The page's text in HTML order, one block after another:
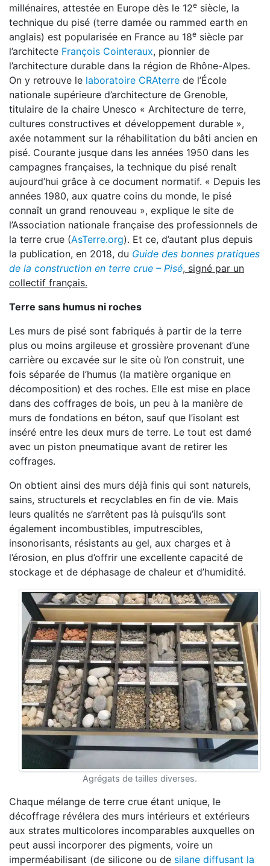
millénaires, attestée en Europe dès le 12e siècle, la
technique du pisé (terre damée ou rammed earth en
anglais) est popularisée en France au 18e siècle par
l’architecte François Cointeraux, pionnier de
l’architecture durable dans la région de Rhône-Alpes.
On y retrouve le laboratoire CRAterre de l’École
nationale supérieure d’architecture de Grenoble,
titulaire de la chaire Unesco « Architecture de terre,
cultures constructives et développement durable »,
axée notamment sur la réhabilitation du bâti ancien en
pisé. Courante jusque dans les années 1950 dans les
campagnes françaises, la technique du pisé renaît
aujourd’hui grâce à ce document normatif. « Depuis les
années 1980, aux quatre coins du monde, le pisé
connaît un grand renouveau », explique le site de
l’Association nationale française des professionnels de
la terre crue (AsTerre.org). Et ce, d’autant plus depuis
la publication, en 2018, du Guide des bonnes pratiques
de la construction en terre crue – Pisé, signé par un
collectif français.
Terre sans humus ni roches
Les murs de pisé sont fabriqués à partir de la terre
plus ou moins argileuse et grossière provenant d’une
carrière ou excavée sur le site où l’on construit, une
fois séparée de l’humus (la matière organique en
décomposition) et des roches. Elle est mise en place
dans des coffrages de bois, un peu à la manière de
murs de fondations en béton, sauf que l’isolant est
inséré entre les deux murs de terre. Le tout est damé
avec un piston pneumatique avant de retirer les
coffrages.
On obtient ainsi des murs déjà finis qui sont naturels,
sains, structurels et recyclables en fin de vie. Mais
leurs qualités ne s’arrêtent pas là puisqu’ils sont
également incombustibles, imputrescibles,
insonorisants, résistants au gel, aux charges et à
l’érosion, en plus d’offrir une excellente capacité de
stockage et de déphasage de chaleur et d’humidité.
Agrégats de tailles diverses.
Chaque mélange de terre crue étant unique, le
décoffrage révélera des murs intérieurs et extérieurs
aux strates multicolores incomparables auxquelles on
peut aussi incorporer des pigments, voire un
imperméabilisant (de silicone ou de silane diffusant la